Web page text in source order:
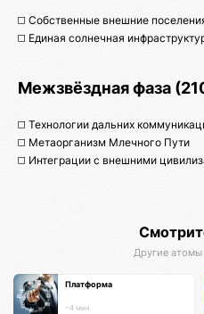
◻️ Собственные внешние
◻️ Единая солнечная
Межзвёздная фаза
◻️ Технологии дальних
◻️ Метаорганизм Млечного Пути
◻️ Интеграции с внешними
Другие атомы
Платформа
~4 мин.